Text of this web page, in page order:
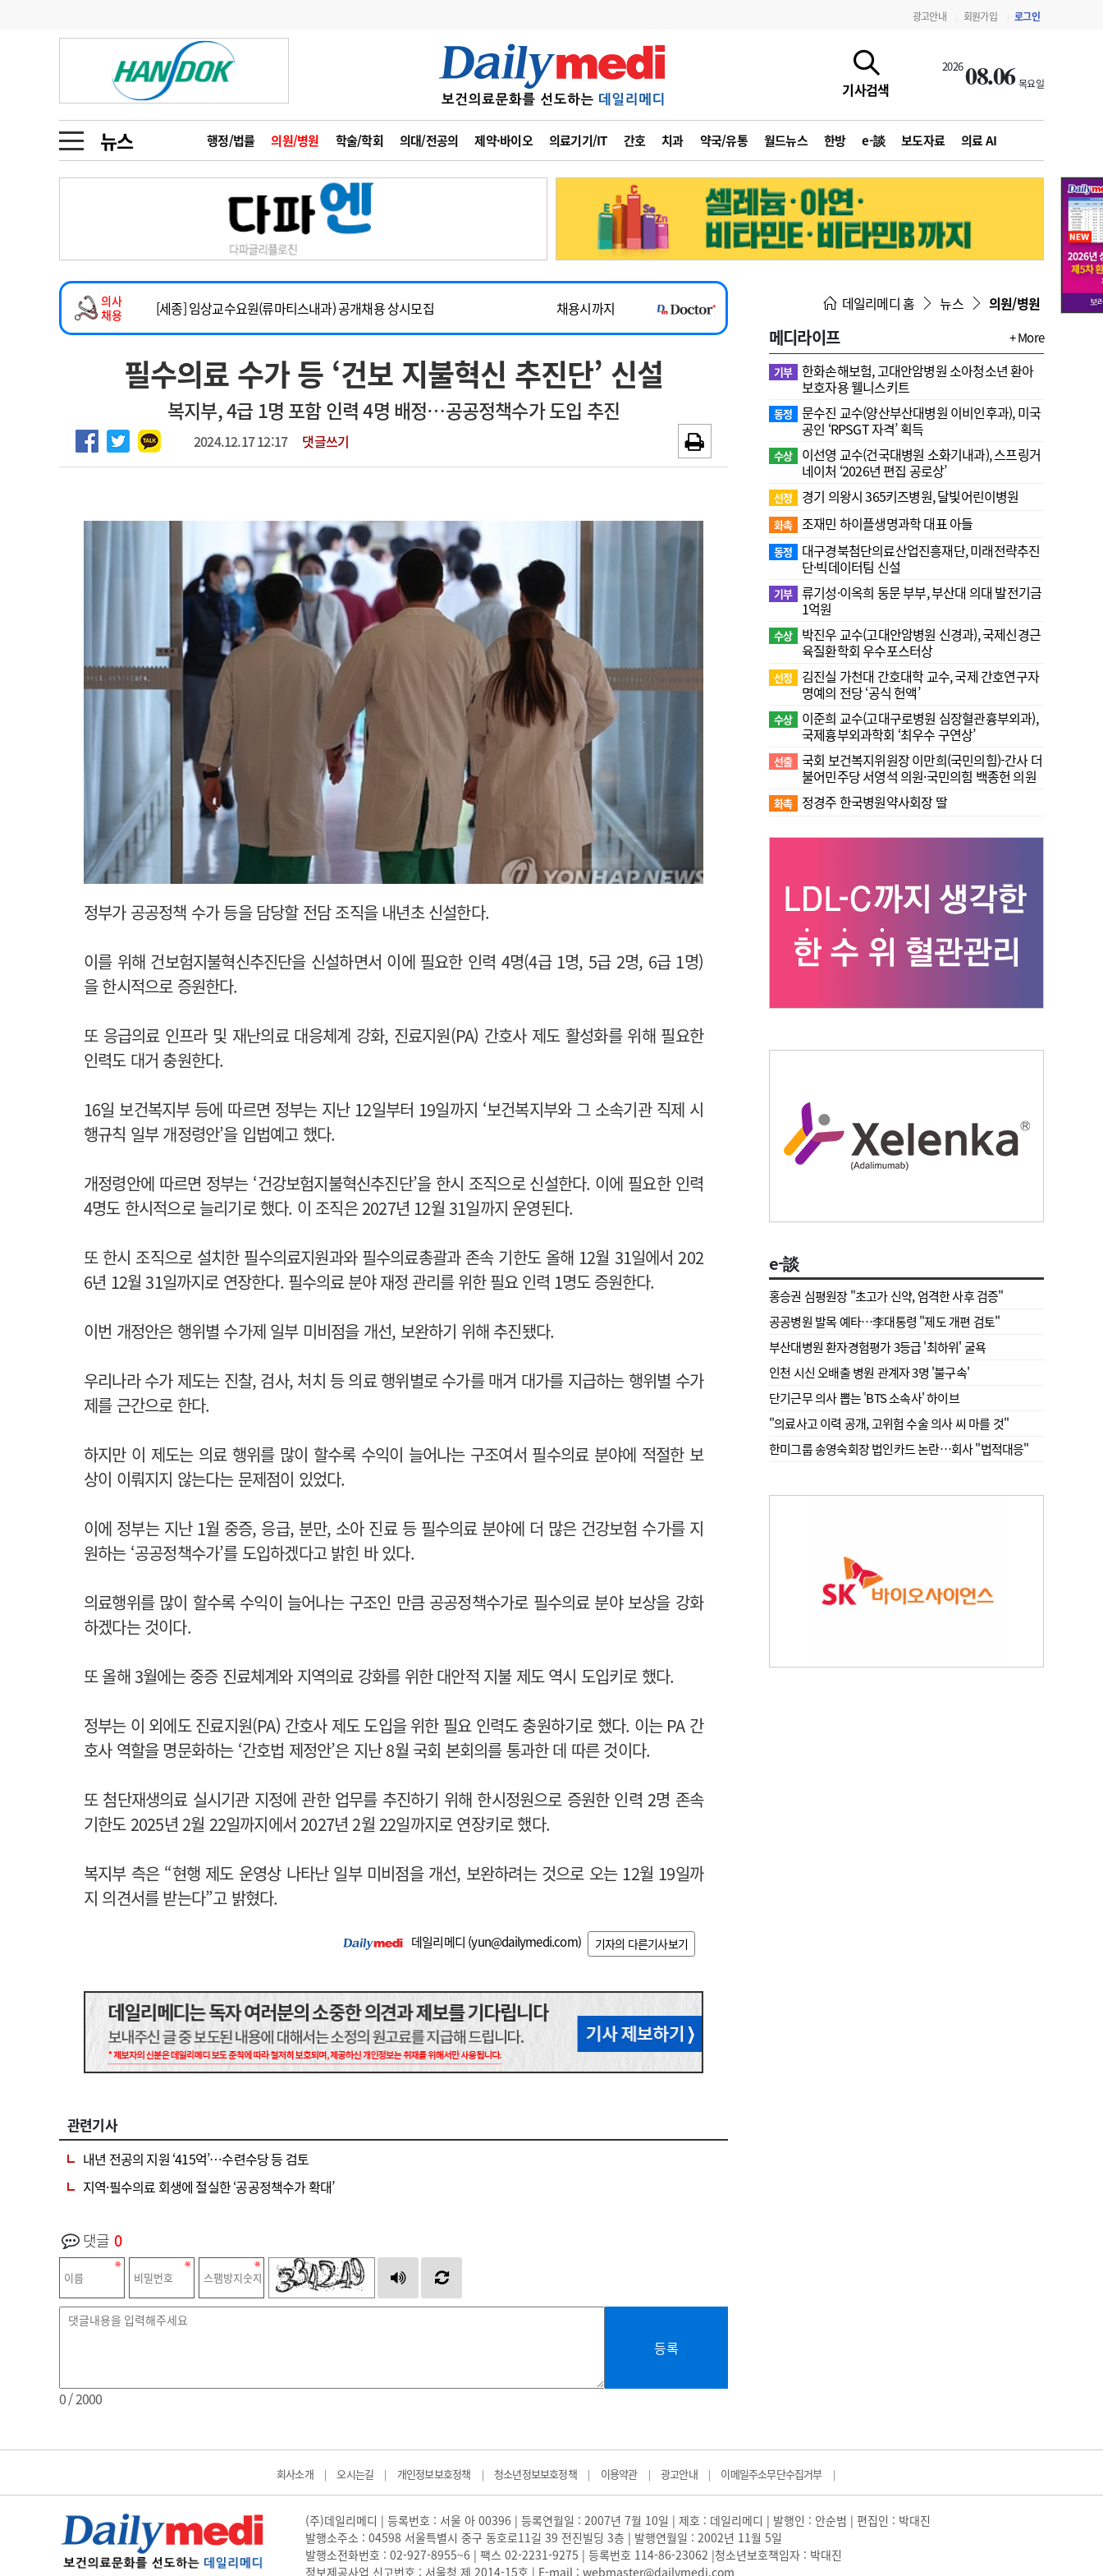
광고안내 회원가입 로그인
기사검색
202608.06 목요일
뉴스 행정/법률 의원/병원 학술/학회 의대/전공의 제약·바이오 의료기기/IT 간호 치과 약국/유통 월드뉴스 한방 e-談 보도자료 의료 AI
금주의 검색어
1
의사인력 수급 추계
2
성분명 처방
3
AI의료
4
전공의 모집 결과
6
관리급여 실시
지필공 지원책
수련환경 개선
의과대학 입시
인사 사고
오피니언 수첩
인물 초대석 피플
동영상뉴스
포토뉴스
메디 Hospital 지역병원 중소병원
인포메이션 행정처분 판례 정책/통계 공시 지침·기준·평가 약제급여 심사 결과
회사소개 법적고지 광고안내
의사
채용
임상전담교원 및 전임의 초빙
~2026-08-31
[해운대] 2026년 하반기 인턴 모집
채용시까지
[세종] 임상교수요원(류마티스내과) 공개채용 상시모집
채용시까지
정형외과 일반의 초빙
~2026-08-15
임상전담교원 및 전임의 초빙
~2026-08-31
[해운대] 2026년 하반기 인턴 모집
채용시까지
필수의료 수가 등 ‘건보 지불혁신 추진단’ 신설
복지부, 4급 1명 포함 인력 4명 배정…공공정책수가 도입 추진
2024.12.17 12:17 댓글쓰기
정부가 공공정책 수가 등을 담당할 전담 조직을 내년초 신설한다.
이를 위해 건보험지불혁신추진단을 신설하면서 이에 필요한 인력 4명(4급 1명, 5급 2명, 6급 1명)
을 한시적으로 증원한다.
또 응급의료 인프라 및 재난의료 대응체계 강화, 진료지원(PA) 간호사 제도 활성화를 위해 필요한
인력도 대거 충원한다.
16일 보건복지부 등에 따르면 정부는 지난 12일부터 19일까지 ‘보건복지부와 그 소속기관 직제 시
행규칙 일부 개정령안’을 입법예고 했다.
개정령안에 따르면 정부는 ‘건강보험지불혁신추진단’을 한시 조직으로 신설한다. 이에 필요한 인력
4명도 한시적으로 늘리기로 했다. 이 조직은 2027년 12월 31일까지 운영된다.
또 한시 조직으로 설치한 필수의료지원과와 필수의료총괄과 존속 기한도 올해 12월 31일에서 202
6년 12월 31일까지로 연장한다. 필수의료 분야 재정 관리를 위한 필요 인력 1명도 증원한다.
이번 개정안은 행위별 수가제 일부 미비점을 개선, 보완하기 위해 추진됐다.
우리나라 수가 제도는 진찰, 검사, 처치 등 의료 행위별로 수가를 매겨 대가를 지급하는 행위별 수가
제를 근간으로 한다.
하지만 이 제도는 의료 행위를 많이 할수록 수익이 늘어나는 구조여서 필수의료 분야에 적절한 보
상이 이뤄지지 않는다는 문제점이 있었다.
이에 정부는 지난 1월 중증, 응급, 분만, 소아 진료 등 필수의료 분야에 더 많은 건강보험 수가를 지
원하는 ‘공공정책수가’를 도입하겠다고 밝힌 바 있다.
의료행위를 많이 할수록 수익이 늘어나는 구조인 만큼 공공정책수가로 필수의료 분야 보상을 강화
하겠다는 것이다.
또 올해 3월에는 중증 진료체계와 지역의료 강화를 위한 대안적 지불 제도 역시 도입키로 했다.
정부는 이 외에도 진료지원(PA) 간호사 제도 도입을 위한 필요 인력도 충원하기로 했다. 이는 PA 간
호사 역할을 명문화하는 ‘간호법 제정안’은 지난 8월 국회 본회의를 통과한 데 따른 것이다.
또 첨단재생의료 실시기관 지정에 관한 업무를 추진하기 위해 한시정원으로 증원한 인력 2명 존속
기한도 2025년 2월 22일까지에서 2027년 2월 22일까지로 연장키로 했다.
복지부 측은 “현행 제도 운영상 나타난 일부 미비점을 개선, 보완하려는 것으로 오는 12월 19일까
지 의견서를 받는다”고 밝혔다.
데일리메디 (yun@dailymedi.com) 기자의 다른기사보기
관련기사
내년 전공의 지원 ‘415억’…수련수당 등 검토
지역·필수의료 회생에 절실한 ‘공공정책수가 확대’
댓글 0
등록
0/ 2000
데일리메디 홈 뉴스 의원/병원
메디라이프 + More
기부 한화손해보험, 고대안암병원 소아청소년 환아
보호자용 웰니스키트
동정
문수진 교수( 양산부산대병원 이비인후과), 미국
공인 ‘RPSGT 자격’ 획득
수상
이선영 교수(건국대병원 소화기내과), 스프링거
네이처 ‘2026년 편집 공로상’
선정 경기 의왕시 365키즈병원, 달빛어린이병원
화촉 조재민 하이플생명과학 대표 아들
동정
대구경북첨단의료산업진흥재단, 미래전략추진
단·빅데이터팀 신설
기부 류기성·이옥희 동문 부부, 부산대 의대 발전기금
1억원
수상
박진우 교수(고대안암병원 신경과), 국제신경근
육질환학회 우수포스터상
선정
김진실 가천대 간호대학 교수, 국제 간호연구자
명예의 전당 ‘공식 헌액’
수상
이준희 교수(고대구로병원 심장혈관흉부외과),
국제흉부외과학회 ‘최우수 구연상’
선출 국회 보건복지위원장 이만희(국민의힘)-간사 더
불어민주당 서영석 의원·국민의힘 백종헌 의원
화촉 정경주 한국병원약사회장 딸
e-談
홍승권 심평원장 " 초고가 신약, 엄격한 사후 검증"
공공병원 발목 예타…李대통령 "제도 개편 검토"
부산대병원 환자경험평가 3등급 '최하위' 굴욕
인천 시신 오배출 병원 관계자 3명 '불구속'
단기근무 의사 뽑는 'BTS 소속사' 하이브
"의료사고 이력 공개, 고위험 수술 의사 씨 마를 것"
한미그룹 송영숙회장 법인카드 논란…회사 "법적대응"
회사소개 | 오시는길 | 개인정보보호정책 | 청소년정보보호정책 | 이용약관 | 광고안내 | 이메일주소무단수집거부 |
(주)데일리메디 | 등록번호 : 서울 아 00396 | 등록연월일 : 2007년 7월 10일 | 제호 : 데일리메디 | 발행인 : 안순범 | 편집인 : 박대진
발행소주소 : 04598 서울특별시 중구 동호로11길 39 전진빌딩 3층 | 발행연월일 : 2002년 11월 5일
발행소전화번호 : 02-927-8955~6 | 팩스 02-2231-9275 | 등록번호 114-86-23062 |청소년보호책임자 : 박대진
정보제공사업 신고번호 : 서울청 제 2014-15호 | E-mail : webmaster@dailymedi.com